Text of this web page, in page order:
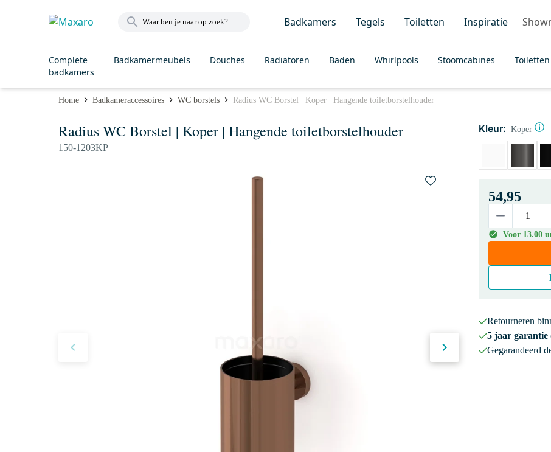
Badkamers Tegels Toiletten Inspiratie
Complete
badkamers
Badkamermeubels Douches Radiatoren Baden Whirlpools Stoomcabines Toiletten
Home Badkameraccessoires WC borstels Radius WC Borstel | Koper | Hangende toiletborstelhouder
Radius WC Borstel | Koper | Hangende toiletborstelhouder
150-1203KP
Kleur: Koper
54,95
Voor 13.00
Retourneren
5 jaar garantie
Gegarandeerd